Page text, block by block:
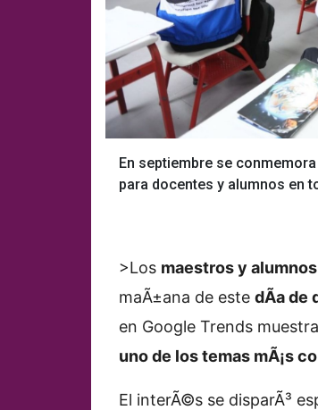
En septiembre se
para docentes y alumnos en
>Los maestros y alumnos
maÃ±ana de este dÃ­a de
en Google Trends
uno de los temas mÃ¡s
El interÃ©s se disparÃ³